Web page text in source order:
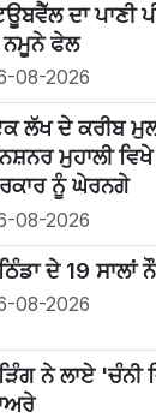
ਦਾ ਪਾਣੀ
ਨਮੂਨੇ ਫੇਲ
08-2026
ਲੱਖ ਦੇ ਕਰੀਬ
ਮੁਹਾਲੀ
ਨੂੰ ਘੇਰਨਗੇ
08-2026
ਦੇ 19 ਸਾਲਾਂ
08-2026
ਨੇ ਲਾਏ 'ਚੰਨੀ